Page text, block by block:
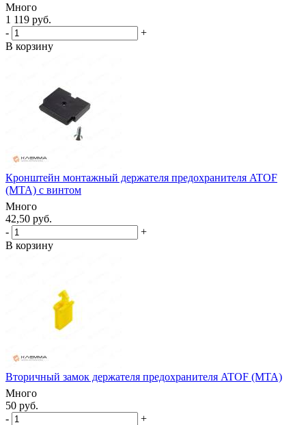
Много
1 119 руб.
-
+
В корзину
Кронштейн монтажный держателя предохранителя ATOF
(MTA) с винтом
Много
42,50 руб.
-
+
В корзину
Вторичный замок держателя предохранителя ATOF (MTA)
Много
50 руб.
-
+